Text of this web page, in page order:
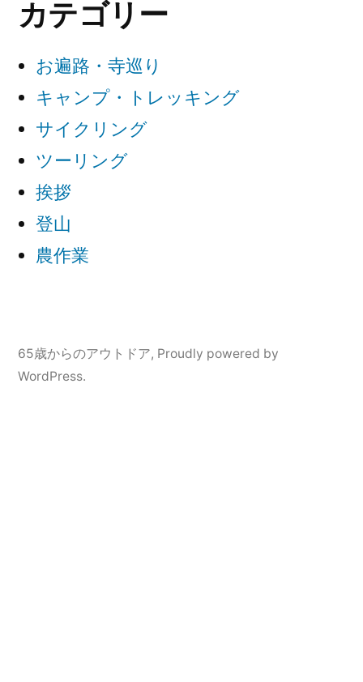
カテゴリー
お遍路・寺巡り
キャンプ・トレッキング
サイクリング
ツーリング
挨拶
登山
農作業
65歳からのアウトドア, Proudly powered by
WordPress.